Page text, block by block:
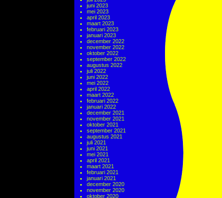
juni 2023
mei 2023
april 2023
maart 2023
februari 2023
januari 2023
december 2022
november 2022
oktober 2022
september 2022
augustus 2022
juli 2022
juni 2022
mei 2022
april 2022
maart 2022
februari 2022
januari 2022
december 2021
november 2021
oktober 2021
september 2021
augustus 2021
juli 2021
juni 2021
mei 2021
april 2021
maart 2021
februari 2021
januari 2021
december 2020
november 2020
oktober 2020